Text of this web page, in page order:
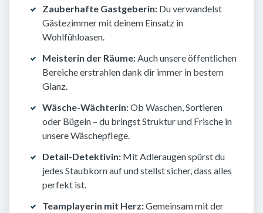
Zauberhafte Gastgeberin: Du verwandelst
Gästezimmer mit deinem Einsatz in
Wohlfühloasen.
Meisterin der Räume:Auch unsere öffentlichen
Bereiche erstrahlen dank dir immer in bestem
Glanz.
Wäsche-Wächterin:Ob Waschen, Sortieren
oder Bügeln – du bringst Struktur und Frische in
unsere Wäschepflege.
Detail-Detektivin: Mit Adleraugen spürst du
jedes Staubkorn auf und stellst sicher, dass alles
perfekt ist.
Teamplayerin mit Herz:Gemeinsam mit der